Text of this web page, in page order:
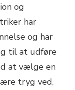
og
har
og har
til at udføre
at vælge en
tryg ved,